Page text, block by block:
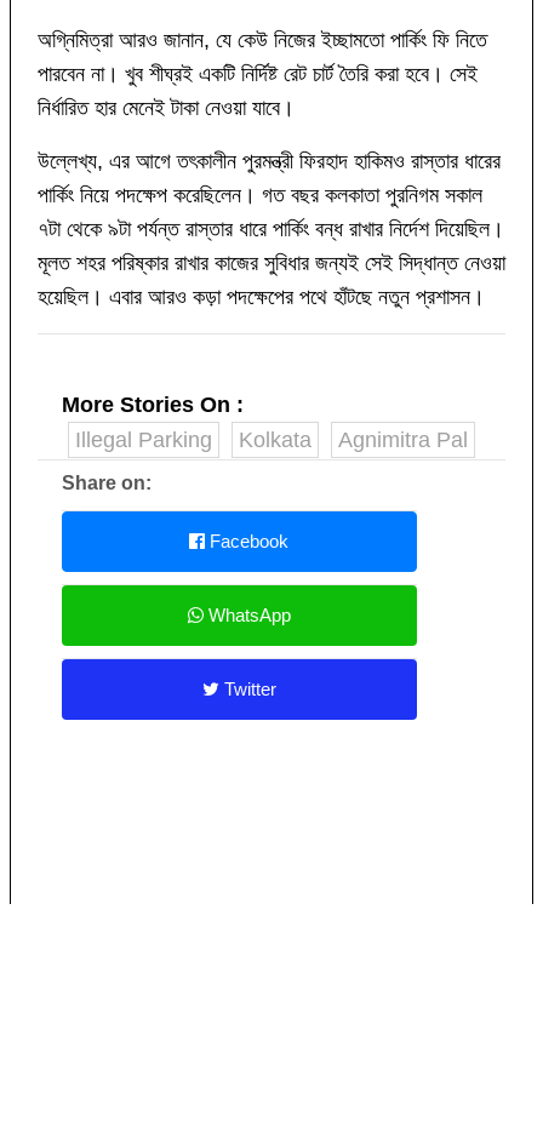
অগ্নিমিত্রা আরও জানান, যে কেউ নিজের ইচ্ছামতো পার্কিং ফি নিতে
পারবেন না। খুব শীঘ্রই একটি নির্দিষ্ট রেট চার্ট তৈরি করা হবে। সেই
নির্ধারিত হার মেনেই টাকা নেওয়া যাবে।
উল্লেখ্য, এর আগে তৎকালীন পুরমন্ত্রী ফিরহাদ হাকিমও রাস্তার ধারের
পার্কিং নিয়ে পদক্ষেপ করেছিলেন। গত বছর কলকাতা পুরনিগম সকাল
৭টা থেকে ৯টা পর্যন্ত রাস্তার ধারে পার্কিং বন্ধ রাখার নির্দেশ দিয়েছিল।
মূলত শহর পরিষ্কার রাখার কাজের সুবিধার জন্যই সেই সিদ্ধান্ত নেওয়া
হয়েছিল। এবার আরও কড়া পদক্ষেপের পথে হাঁটছে নতুন প্রশাসন।
More Stories On :
Illegal Parking
Kolkata Agnimitra Pal
Share on:
Facebook
WhatsApp
Twitter